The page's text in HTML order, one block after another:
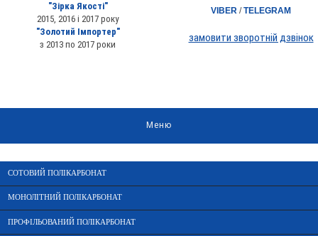
"Зірка Якості"
2015, 2016 і 2017 року
"Золотий Імпортер"
з 2013 по 2017 роки
VIBER /TELEGRAM
замовити зворотній дзвінок
Меню
СОТОВИЙ ПОЛІКАРБОНАТ
МОНОЛІТНИЙ ПОЛІКАРБОНАТ
ПРОФІЛЬОВАНИЙ ПОЛІКАРБОНАТ